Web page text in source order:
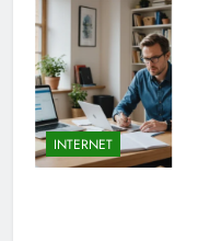
INTERNET
5